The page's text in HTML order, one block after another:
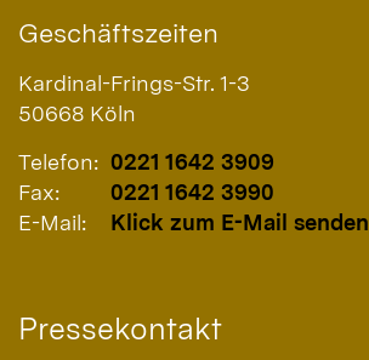
Geschäftszeiten
Kardinal-Frings-Str. 1-3
50668 Köln
Telefon: 0221 1642 3909
Fax:
0221 1642 3990
E-Mail:
Klick zum E-Mail senden
Pressekontakt